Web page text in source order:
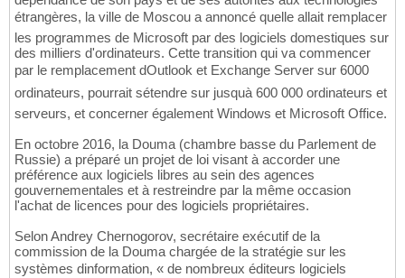
étrangères, la ville de Moscou a annoncé quelle allait remplacer
les programmes de Microsoft par des logiciels domestiques sur
des milliers d'ordinateurs. Cette transition qui va commencer
par le remplacement dOutlook et Exchange Server sur 6000
ordinateurs, pourrait sétendre sur jusquà 600 000 ordinateurs et
serveurs, et concerner également Windows et Microsoft Office.
En octobre 2016, la Douma (chambre basse du Parlement de
Russie) a préparé un projet de loi visant à accorder une
préférence aux logiciels libres au sein des agences
gouvernementales et à restreindre par la même occasion
l'achat de licences pour des logiciels propriétaires.
Selon Andrey Chernogorov, secrétaire exécutif de la
commission de la Douma chargée de la stratégie sur les
systèmes dinformation, « de nombreux éditeurs logiciels